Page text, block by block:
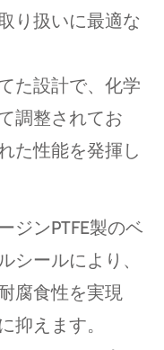
り扱いに最適な
た設計で、化学
調整されてお
た性能を発揮し
ジンPTFE製のベ
シールにより、
腐食性を実現
抑えます。